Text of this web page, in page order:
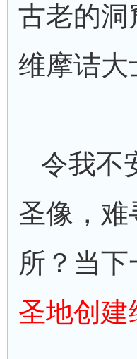
古老的洞
维摩诘大
令我不
圣像，
所？当下
圣地创